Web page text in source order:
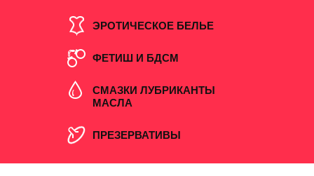
ЭРОТИЧЕСКОЕ БЕЛЬЕ
ФЕТИШ И БДСМ
СМАЗКИ ЛУБРИКАНТЫ
МАСЛА
ПРЕЗЕРВАТИВЫ